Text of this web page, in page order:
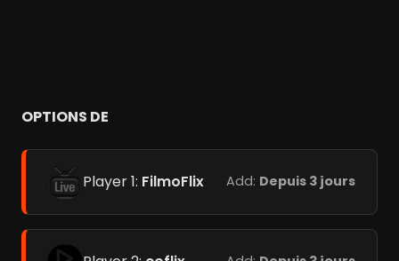
OPTIONS DE
Player 1: FilmoFlix Add: Depuis 3 jours